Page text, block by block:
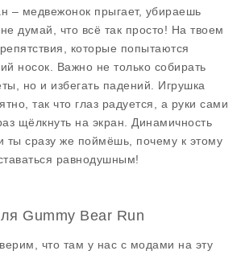
– медвежонок прыгает, убираешь
думай, что всё так просто! На твоем
которые попытаются
носок. Важно не только собирать
но и избегать падений. Игрушка
так что глаз радуется, а руки сами
щёлкнуть на экран. Динамичность
ты сразу же поймёшь, почему к этому
равнодушным!
Gummy Bear Run
что там у нас с модами на эту